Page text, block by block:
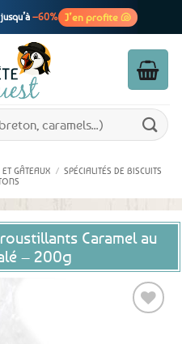
–60% J’en profite 🐚
d’achats
3,95€ seulement
ET GÂTEAUX / SPÉCIALITÉS DE BISCUITS
Caramel au
– 200g